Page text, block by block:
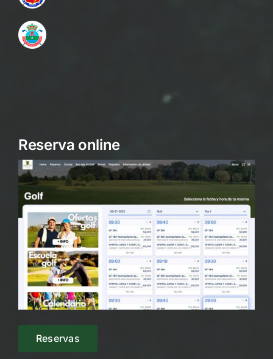
Reserva online
Reservas